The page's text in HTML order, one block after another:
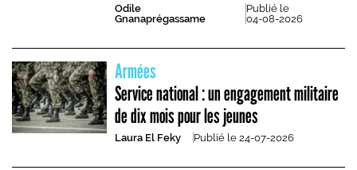
Odile
Gnanaprégassame
Publié le
04-08-2026
Armées
Service national : un engagement militaire
de dix mois pour les jeunes
Laura El Feky Publié le 24-07-2026